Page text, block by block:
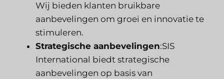
Wij bieden klanten bruikbare
aanbevelingen om groei en innovatie te
stimuleren.
Strategische aanbevelingen:SIS
International biedt strategische
aanbevelingen op basis van